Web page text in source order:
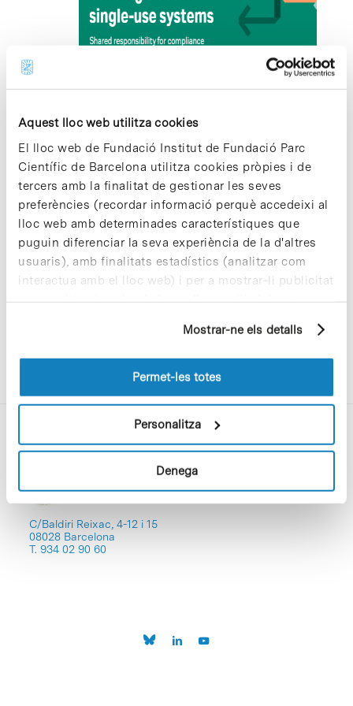
Aquest lloc web utilitza cookies
El lloc web de Fundació Institut de Fundació Parc
Científic de Barcelona utilitza cookies pròpies i de
tercers amb la finalitat de gestionar les seves
preferències (recordar informació perquè accedeixi al
lloc web amb determinades característiques que
puguin diferenciar la seva experiència de la d'altres
usuaris), amb finalitats estadístics (analitzar com
interactua amb el lloc web) i per a mostrar-li publicitat
personalitzada sobre la base d'un perfil elaborat a
pàgines visitades). Per a obtenir més informació sobre
les cookies pot consultar laPolítica de cookiesdel
Mostrar-ne els detalls
Permet-les totes
Personalitza
Denega
2026
use systems
Edifici Cluster II, Sala Dolors Aleu Avinguda Dr.
Marañón 6-8, Barcelona
Dia anterior Següent dia
Subscriviu-vos al calendari
C/Baldiri Reixac, 4-12 i 15
08028 Barcelona
T. 934 02 90 60